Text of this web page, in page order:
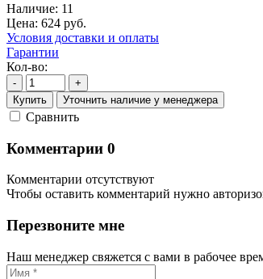
Наличие: 11
Цена: 624 руб.
Условия доставки и оплаты
Гарантии
Кол-во:
-
+
Купить
Уточнить наличие у менеджера
Cравнить
Комментарии 0
Комментарии отсутствуют
Чтобы оставить комментарий нужно
Перезвоните мне
Наш менеджер свяжется с вами в рабочее